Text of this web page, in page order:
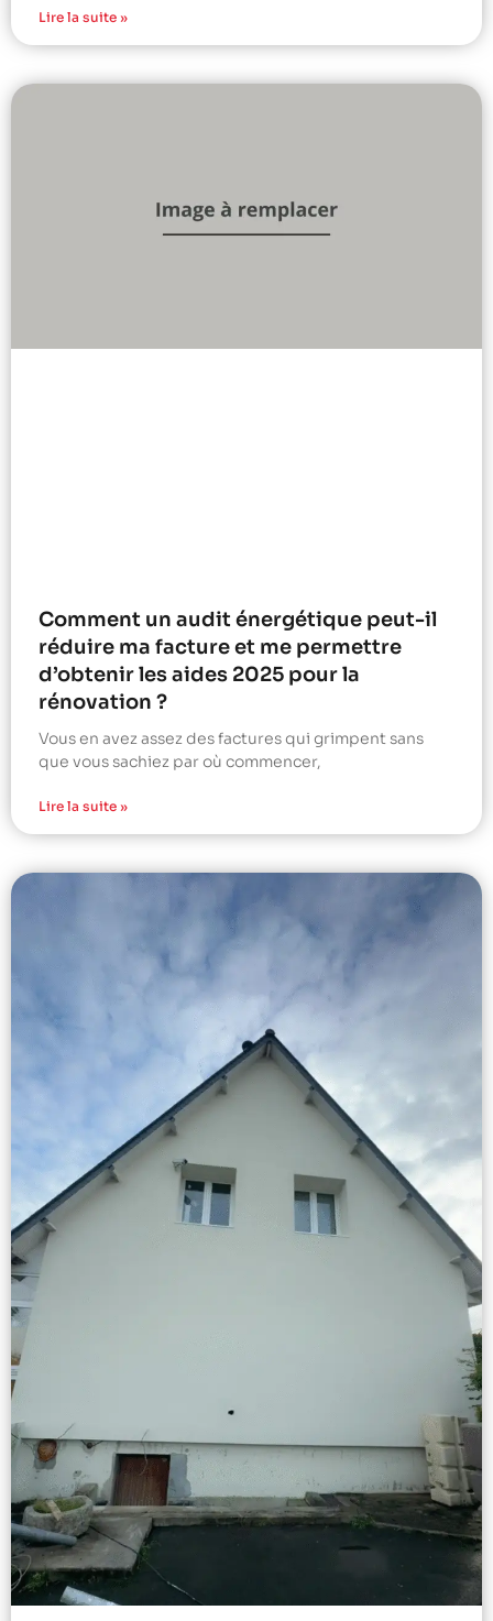
Lire la suite »
Comment un audit énergétique peut-il
réduire ma facture et me permettre
d’obtenir les aides 2025 pour la
rénovation ?
Vous en avez assez des factures qui grimpent sans
que vous sachiez par où commencer,
Lire la suite »